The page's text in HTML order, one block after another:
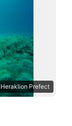
Heraklion Prefect